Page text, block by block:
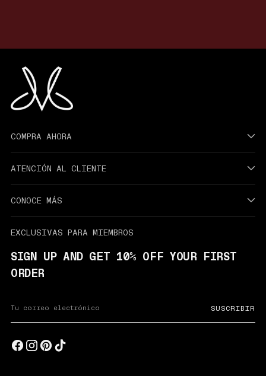
COMPRA AHORA
ATENCIÓN AL CLIENTE
CONOCE MÁS
EXCLUSIVAS PARA MIEMBROS
SIGN UP AND GET 10% OFF YOUR FIRST
ORDER
correo
electrónico
SUSCRIBIR